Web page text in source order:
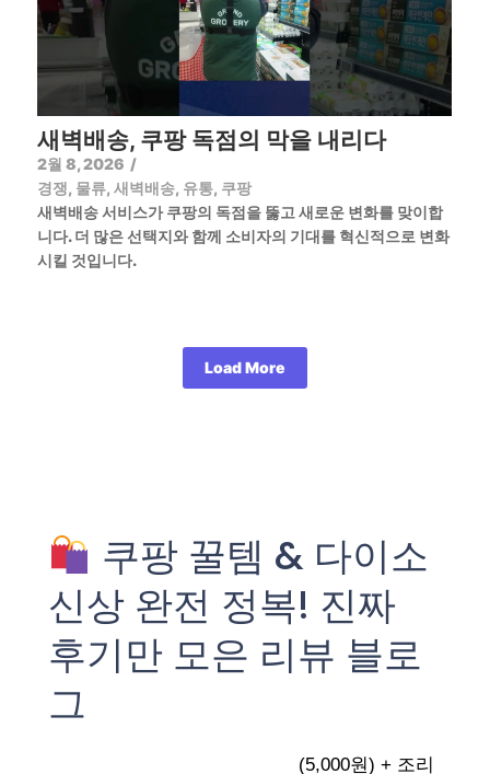
새벽배송, 쿠팡 독점의 막을 내리다
2월 8, 2026 /
경쟁, 물류, 새벽배송, 유통, 쿠팡
새벽배송 서비스가 쿠팡의 독점을 뚫고 새로운 변화를 맞이합
니다. 더 많은 선택지와 함께 소비자의 기대를 혁신적으로 변화
시킬 것입니다.
Load More
쿠팡 꿀템 & 다이소
신상 완전 정복! 진짜
후기만 모은 리뷰 블로
그
(5,000원) + 조리